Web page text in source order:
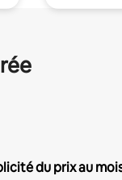
du prix au